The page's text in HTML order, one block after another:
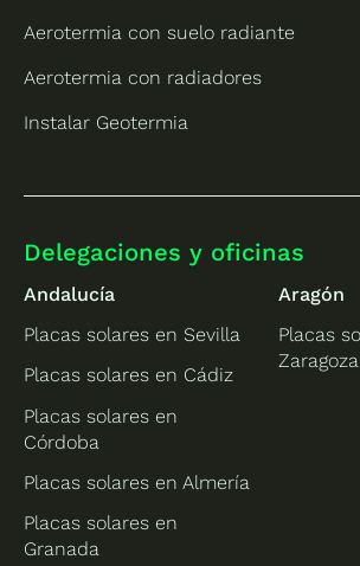
Aerotermia con suelo radiante
Aerotermia con radiadores
Instalar Geotermia
Delegaciones y oficinas
Andalucía
Placas solares en Sevilla
Placas solares en Cádiz
Placas solares en
Córdoba
Placas solares en Almería
Placas solares en
Granada
Aragón
Placas
Zaragoza